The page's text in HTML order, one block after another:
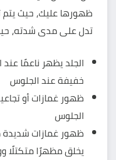
تدل على مدى شدته،
الجلد يظهر ناعمًا
خفيفة عند الجلوس
ظهور غمازات أو
الجلوس
ظهور غمازات شديدة
يخلق مظهرًا متكتلًا